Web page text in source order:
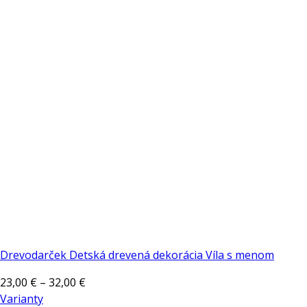
Drevodarček Detská drevená dekorácia Víla s menom
23,00 € – 32,00 €Price
Varianty